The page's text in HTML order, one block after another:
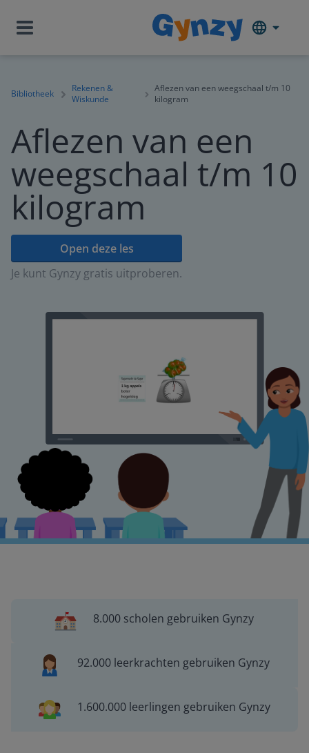
Bibliotheek
Rekenen &
Wiskunde
Aflezen van een weegschaal t/m 10
kilogram
Aflezen van een
weegschaal t/m 10
kilogram
Open deze les
Je kunt Gynzy gratis uitproberen.
8.000 scholen gebruiken Gynzy
92.000 leerkrachten gebruiken Gynzy
1.600.000 leerlingen gebruiken Gynzy